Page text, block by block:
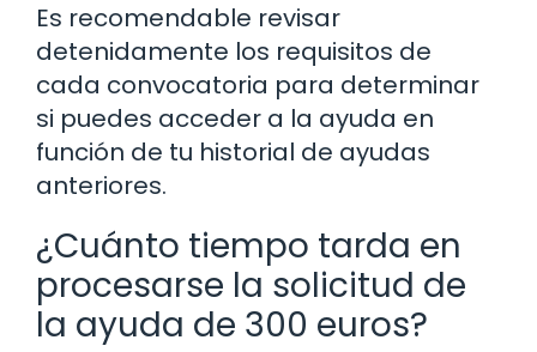
Es recomendable revisar
detenidamente los requisitos de
cada convocatoria para determinar
si puedes acceder a la ayuda en
función de tu historial de ayudas
anteriores.
¿Cuánto tiempo tarda en
procesarse la solicitud de
la ayuda de 300 euros?